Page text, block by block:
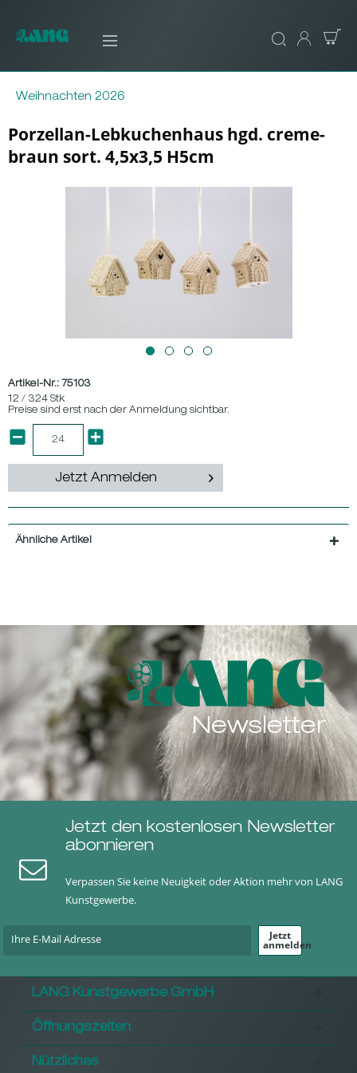
Weihnachten 2026
Porzellan-Lebkuchenhaus hgd. creme-
braun sort. 4,5x3,5 H5cm
Artikel-Nr.: 75103
12 / 324 Stk
Preise sind erst nach der Anmeldung sichtbar.
Jetzt Anmelden
Ähnliche Artikel
Newsletter
Jetzt den kostenlosen Newsletter
abonnieren
Verpassen Sie keine Neuigkeit oder Aktion mehr von LANG
Kunstgewerbe.
Jetzt
anmelden
LANG Kunstgewerbe GmbH
Öffnungszeiten
Nützliches